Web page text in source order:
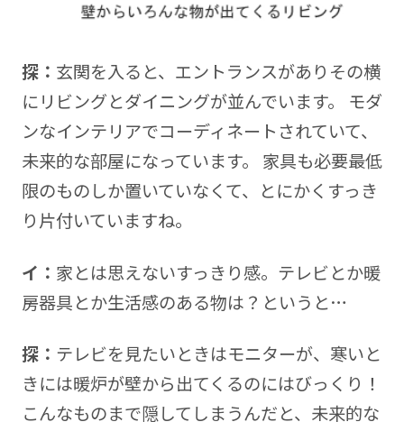
探： 玄関を入ると、エントランスがありその横
にリビングとダイニングが並んでいます。 モダ
ンなインテリアでコーディネートされていて、
未来的な部屋になっています。 家具も必要最低
限のものしか置いていなくて、とにかくすっき
り片付いていますね。
イ： 家とは思えないすっきり感。テレビとか暖
房器具とか生活感のある物は？というと…
探： テレビを見たいときはモニターが、寒いと
きには暖炉が壁から出てくるのにはびっくり！
こんなものまで隠してしまうんだと、未来的な